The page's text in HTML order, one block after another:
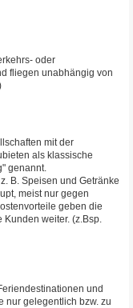
oder
fliegen unabhängig von
mit der
als klassische
genannt.
B. Speisen und Getränke
meist nur gegen
geben die
weiter. (z.Bsp.
und
nur gelegentlich bzw. zu